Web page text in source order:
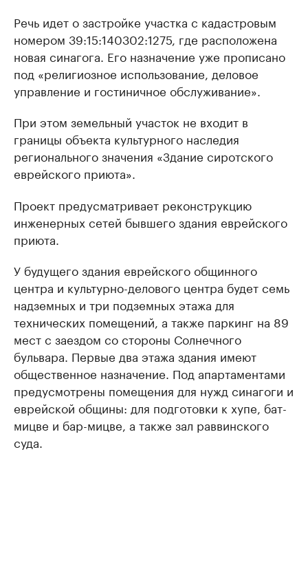
Речь идет о застройке участка с кадастровым
номером 39:15:140302:1275, где расположена
новая синагога. Его назначение уже прописано
под «религиозное использование, деловое
управление и гостиничное обслуживание».
При этом земельный участок не входит в
границы объекта культурного наследия
регионального значения «Здание сиротского
еврейского приюта».
Проект предусматривает реконструкцию
инженерных сетей бывшего здания еврейского
приюта.
У будущего здания еврейского общинного
центра и культурно-делового центра будет семь
надземных и три подземных этажа для
технических помещений, а также паркинг на 89
мест с заездом со стороны Солнечного
бульвара. Первые два этажа здания имеют
общественное назначение. Под апартаментами
предусмотрены помещения для нужд синагоги и
еврейской общины: для подготовки к хупе, бат-
мицве и бар-мицве, а также зал раввинского
суда.